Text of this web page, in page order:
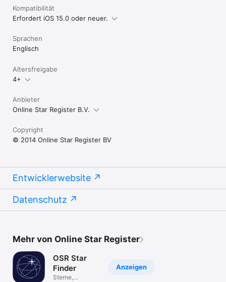
Kompatibilität
Erfordert iOS 15.0 oder neuer.
Sprachen
Englisch
Altersfreigabe
4+
Anbieter
Online Star Register B.V.
Copyright
© 2014 Online Star Register BV
Entwicklerwebsite
Datenschutz
Mehr von Online Star Register
Anzeigen
OSR Star
Finder
Sterne,